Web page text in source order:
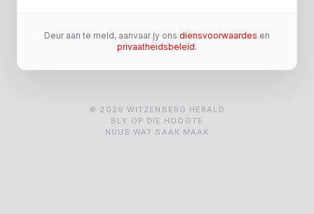
Deur aan te meld, aanvaar jy ons diensvoorwaardes en
privaatheidsbeleid.
© 2026 WITZENBERG HERALD
BLY OP DIE HOOGTE
NUUS WAT SAAK MAAK